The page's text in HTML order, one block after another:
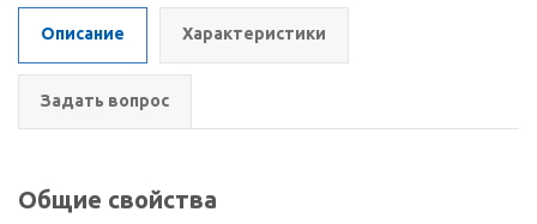
Описание Характеристики
Задать вопрос
Общие свойства